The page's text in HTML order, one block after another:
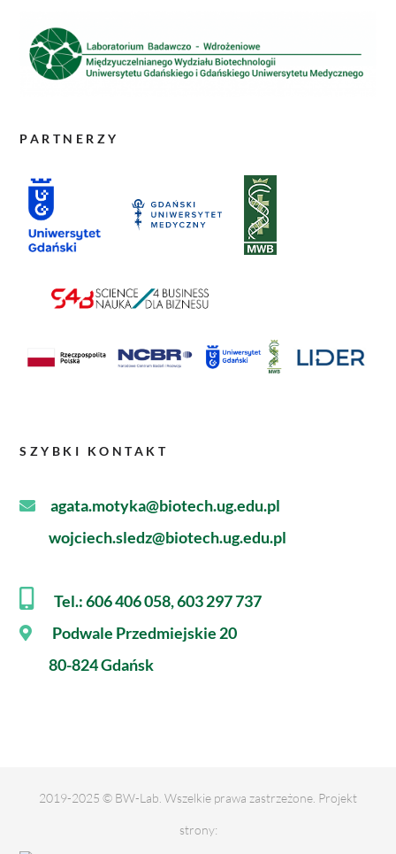
PARTNERZY
SZYBKI KONTAKT
agata.motyka@biotech.ug.edu.pl
wojciech.sledz@biotech.ug.edu.pl
Tel.: 606 406 058, 603 297 737
Podwale Przedmiejskie 20
80-824 Gdańsk
2019-2025 © BW-Lab. Wszelkie prawa zastrzeżone. Projekt
strony: